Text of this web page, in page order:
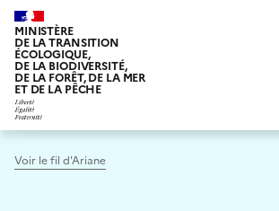
Aller
au
contenu
principal
MINISTÈRE
DE LA TRANSITION
ÉCOLOGIQUE,
DE LA BIODIVERSITÉ,
DE LA FORÊT, DE LA MER
ET DE LA PÊCHE
Voir le fil d'Ariane